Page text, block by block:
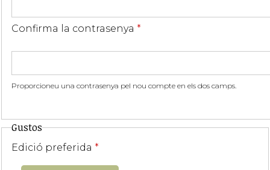
Confirma la contrasenya *
Proporcioneu una contrasenya pel nou compte en els dos camps.
Gustos
Edició preferida *